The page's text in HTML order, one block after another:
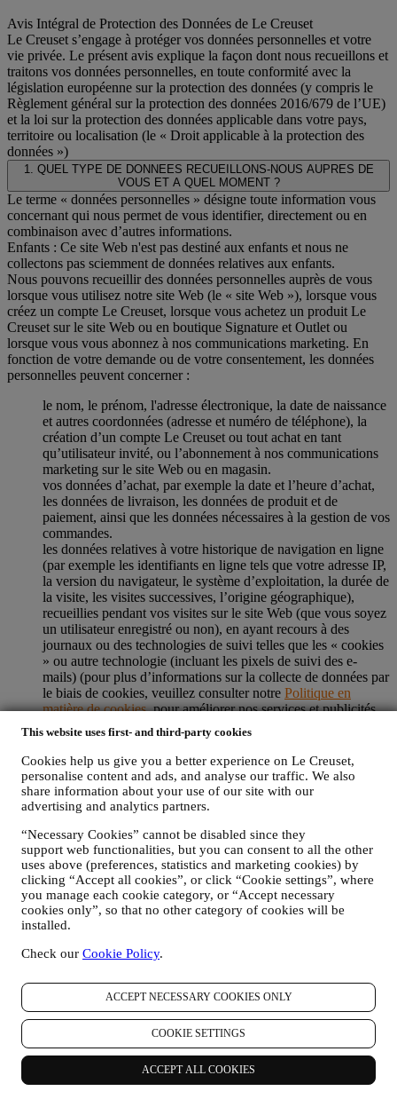
This website uses first- and third-party cookies
Cookies help us give you a better experience on Le Creuset,
personalise content and ads, and analyse our traffic. We also
share information about your use of our site with our
advertising and analytics partners.
“Necessary Cookies” cannot be disabled since they
support web functionalities, but you can consent to all the other
uses above (preferences, statistics and marketing cookies) by
clicking “Accept all cookies”, or click “Cookie settings”, where
you manage each cookie category, or “Accept necessary
cookies only”, so that no other category of cookies will be
installed.
Check our Cookie Policy.
ACCEPT NECESSARY COOKIES ONLY
COOKIE SETTINGS
ACCEPT ALL COOKIES
Avis Intégral de Protection des Données de Le Creuset
Le Creuset s’engage à protéger vos données personnelles et votre
vie privée. Le présent avis explique la façon dont nous recueillons et
traitons vos données personnelles, en toute conformité avec la
législation européenne sur la protection des données (y compris le
Règlement général sur la protection des données 2016/679 de l’UE)
et la loi sur la protection des données applicable dans votre pays,
territoire ou localisation (le « Droit applicable à la protection des
données »)
1. QUEL TYPE DE DONNEES RECUEILLONS-NOUS AUPRES DE
VOUS ET A QUEL MOMENT ?
Le terme « données personnelles » désigne toute information vous
concernant qui nous permet de vous identifier, directement ou en
combinaison avec d’autres informations.
Enfants : Ce site Web n'est pas destiné aux enfants et nous ne
collectons pas sciemment de données relatives aux enfants.
Nous pouvons recueillir des données personnelles auprès de vous
lorsque vous utilisez notre site Web (le « site Web »), lorsque vous
créez un compte Le Creuset, lorsque vous achetez un produit Le
Creuset sur le site Web ou en boutique Signature et Outlet ou
lorsque vous vous abonnez à nos communications marketing. En
fonction de votre demande ou de votre consentement, les données
personnelles peuvent concerner :
le nom, le prénom, l'adresse électronique, la date de naissance
et autres coordonnées (adresse et numéro de téléphone), la
création d’un compte Le Creuset ou tout achat en tant
qu’utilisateur invité, ou l’abonnement à nos communications
marketing sur le site Web ou en magasin.
vos données d’achat, par exemple la date et l’heure d’achat,
les données de livraison, les données de produit et de
paiement, ainsi que les données nécessaires à la gestion de vos
commandes.
les données relatives à votre historique de navigation en ligne
(par exemple les identifiants en ligne tels que votre adresse IP,
la version du navigateur, le système d’exploitation, la durée de
la visite, les visites successives, l’origine géographique),
recueillies pendant vos visites sur le site Web (que vous soyez
un utilisateur enregistré ou non), en ayant recours à des
journaux ou des technologies de suivi telles que les « cookies
» ou autre technologie (incluant les pixels de suivi des e-
mails) (pour plus d’informations sur la collecte de données par
le biais de cookies, veuillez consulter notre Politique en
matière de cookies, pour améliorer nos services et publicités,
ou pour notre analyse statistique. Dans la plupart des cas,
nous ne serons pas en mesure de vous identifier à partir de ces
données.
vos commentaires, demandes, plaintes, questions ou
interactions avec nous (par exemple, vos messages,
discussions en ligne, messages sur les réseaux sociaux,
Les données personnelles recueillies auprès de vous lorsque vous
utilisez le site Web ou que vous fournissez des informations
permettant de vous identifier sont ainsi protégées et vous disposez
des droits en matière de protection des données exposés au
paragraphe 8 ci-dessous.
2. QUI RECUEILLE VOS DONNEES PERSONNELLES ?
Le responsable du traitement des données des services de commerce
électronique offerts par l'intermédiaire du site Web est Le Creuset
France SAS, B 502 705 502, 982 rue Olivier Deguise 02230
Fresnoy-Le-Grand, France. Si vous acceptez de recevoir des
communications commerciales de notre part, vous ferez partie de la
base de données des consommateurs du groupe Le Creuset. Celle-ci
est gérée, conjointement par Le Creuset France et Le Creuset Group
AG, dont le siège social est situé à Neuhofstrasse 4, 6340 Baar, en
Suisse. Son représentant désigné dans l'UE est Le Creuset SL,